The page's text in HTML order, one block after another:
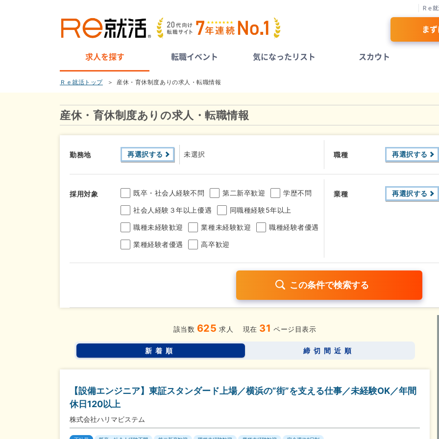
Ｒｅ
ま
求人を探す 転職イベント 気になったリスト スカウト
Ｒｅ就活トップ 産休・育休制度ありの求人・転職情報
産休・育休制度ありの求人・転職情報
勤務地 再選択する 未選択 職種 再選択する
採用対象 既卒・社会人経験不問 第二新卒歓迎 学歴不問
社会人経験３年以上優遇 同職種経験5年以上
職種未経験歓迎 業種未経験歓迎 職種経験者優遇
業種経験者優遇 高卒歓迎
業種 再選択する
完全週休2日制 年間休日120日以上 残業少なめ（1日1時間以内）
土日面接OK 書類選考なし
該当数 625 求人 現在 31 ページ目表示
新着順 締切間近順
【設備エンジニア】東証スタンダード上場／横浜の”街”を支える仕事／未経験OK／年間
休日120以上
株式会社ハリマビステム